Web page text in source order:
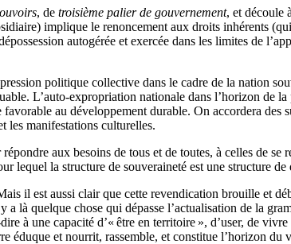
, de troisième palier de gouvernement, et découle
implique le renoncement aux droits inhérents
autogérée et exercée dans les limites de
politique collective dans le cadre de la nation
L’auto-expropriation nationale dans l’horizon de
au développement durable. On accordera des
les manifestations culturelles.
aux besoins de tous et de toutes, à celles de se
la structure de souveraineté est une structure de
il est aussi clair que cette revendication brouille et
là quelque chose qui dépasse l’actualisation de la
à une capacité d’« être en territoire », d’user, de
et nourrit, rassemble, et constitue l’horizon du